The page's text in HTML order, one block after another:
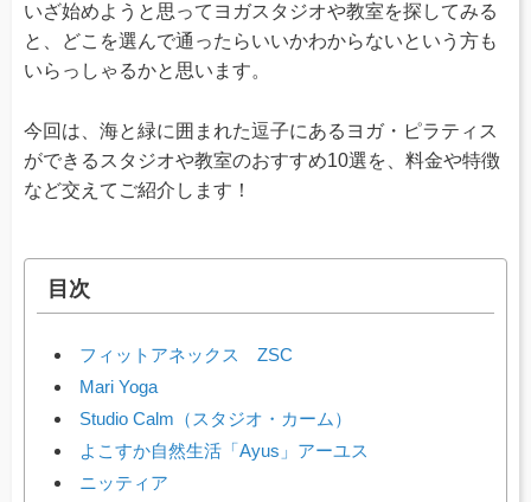
いざ始めようと思ってヨガスタジオや教室を探してみる
と、どこを選んで通ったらいいかわからないという方も
いらっしゃるかと思います。
今回は、海と緑に囲まれた逗子にあるヨガ・ピラティス
ができるスタジオや教室のおすすめ10選を、料金や特徴
など交えてご紹介します！
目次
フィットアネックス ZSC
Mari Yoga
Studio Calm（スタジオ・カーム）
よこすか自然生活「Ayus」アーユス
ニッティア